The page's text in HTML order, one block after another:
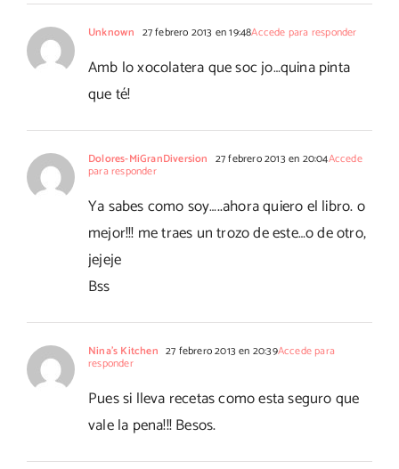
Unknown 27 febrero 2013 en 19:48Accede para responder
Amb lo xocolatera que soc jo…quina pinta
que té!
Dolores-MiGranDiversion 27 febrero 2013 en 20:04Accede
para responder
Ya sabes como soy…..ahora quiero el libro. o
mejor!!! me traes un trozo de este…o de otro,
jejeje
Bss
Nina's Kitchen 27 febrero 2013 en 20:39Accede para
responder
Pues si lleva recetas como esta seguro que
vale la pena!!! Besos.